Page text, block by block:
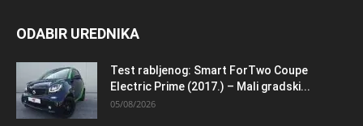
ODABIR UREDNIKA
Test rabljenog: Smart ForTwo Coupe
Electric Prime (2017.) – Mali gradski...
05/08/2026